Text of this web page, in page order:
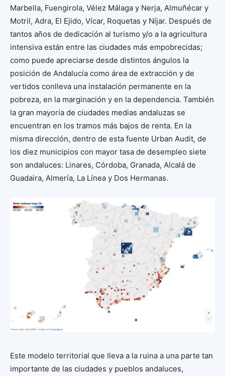
Marbella, Fuengirola, Vélez Málaga y Nerja, Almuñécar y
Motril, Adra, El Ejido, Vícar, Roquetas y Níjar. Después de
tantos años de dedicación al turismo y/o a la agricultura
intensiva están entre las ciudades más empobrecidas;
como puede apreciarse desde distintos ángulos la
posición de Andalucía como área de extracción y de
vertidos conlleva una instalación permanente en la
pobreza, en la marginación y en la dependencia. También
la gran mayoría de ciudades medias andaluzas se
encuentran en los tramos más bajos de renta. En la
misma dirección, dentro de esta fuente Urban Audit, de
los diez municipios con mayor tasa de desempleo siete
son andaluces: Linares, Córdoba, Granada, Alcalá de
Guadaira, Almería, La Línea y Dos Hermanas.
Este modelo territorial que lleva a la ruina a una parte tan
importante de las ciudades y pueblos andaluces,